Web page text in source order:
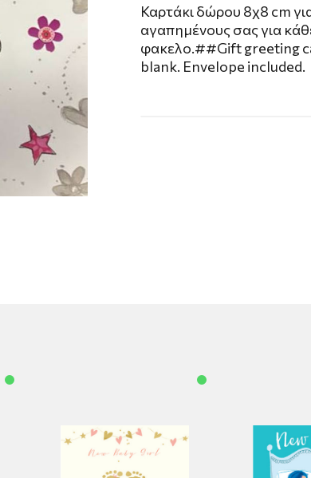
Καρτάκι δώρου 8χ8 cm
αγαπημένους σας για
φακελο.##Gift greeting
blank. Envelope included.